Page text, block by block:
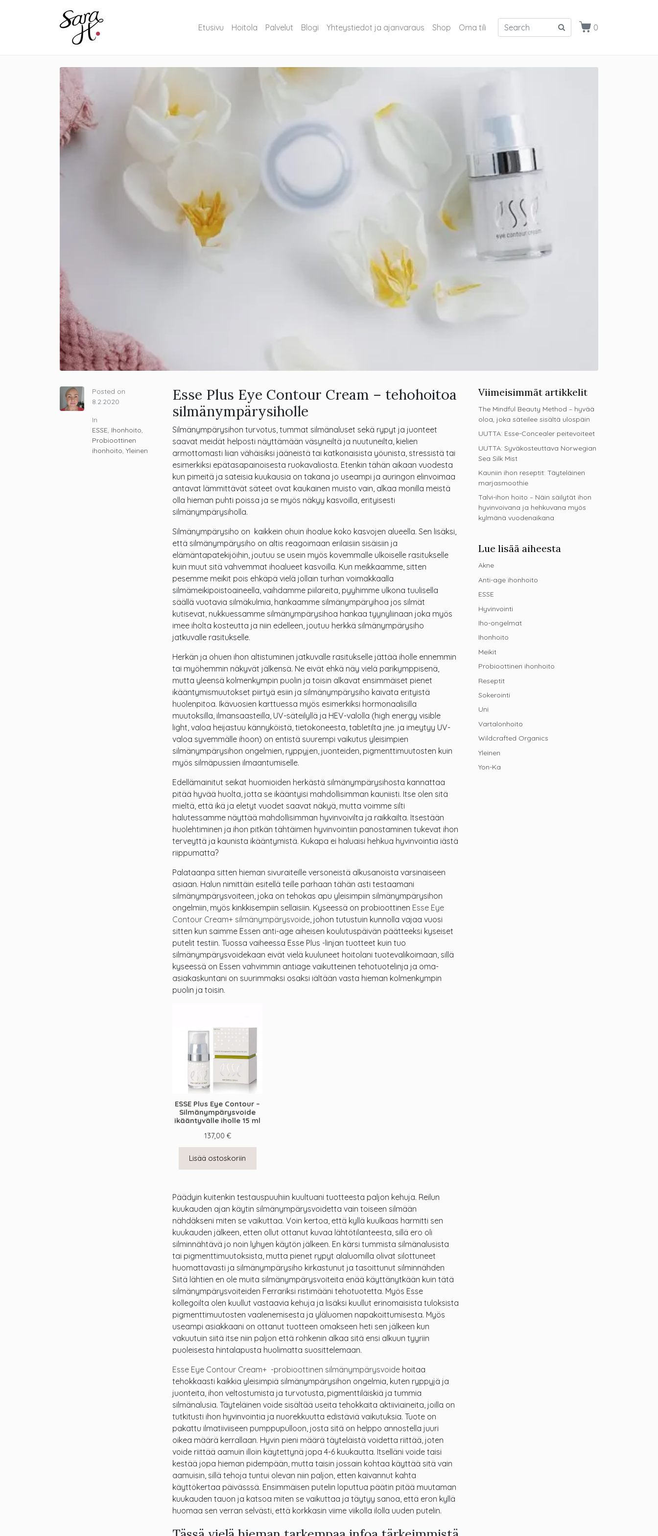
Etusivu Hoitola Palvelut Blogi Yhteystiedot ja ajanvaraus Shop Oma tili 0
Posted on
8.2.2020
In
ESSE, Ihonhoito,
Probioottinen
ihonhoito, Yleinen
Esse Plus Eye Contour Cream – tehohoitoa
silmänympärysiholle
Silmänympärysihon turvotus, tummat silmänaluset sekä rypyt ja juonteet
saavat meidät helposti näyttämään väsyneiltä ja nuutuneilta, kielien
armottomasti liian vähäisiksi jääneistä tai katkonaisista yöunista, stressistä tai
esimerkiksi epätasapainoisesta ruokavaliosta. Etenkin tähän aikaan vuodesta
kun pimeitä ja sateisia kuukausia on takana jo useampi ja auringon elinvoimaa
antavat lämmittävät säteet ovat kaukainen muisto vain, alkaa monilla meistä
olla hieman puhti poissa ja se myös näkyy kasvoilla, erityisesti
silmänympärysiholla.
Silmänympärysiho on kaikkein ohuin ihoalue koko kasvojen alueella. Sen lisäksi,
että silmänympärysiho on altis reagoimaan erilaisiin sisäisiin ja
elämäntapatekijöihin, joutuu se usein myös kovemmalle ulkoiselle rasitukselle
kuin muut sitä vahvemmat ihoalueet kasvoilla. Kun meikkaamme, sitten
pesemme meikit pois ehkäpä vielä jollain turhan voimakkaalla
silmämeikipoistoaineella, vaihdamme piilareita, pyyhimme ulkona tuulisella
säällä vuotavia silmäkulmia, hankaamme silmänympäryihoa jos silmät
kutisevat, nukkuessamme silmänympärysihoa hankaa tyynyliinaan joka myös
imee iholta kosteutta ja niin edelleen, joutuu herkkä silmänympärysiho
jatkuvalle rasitukselle.
Herkän ja ohuen ihon altistuminen jatkuvalle rasitukselle jättää iholle ennemmin
tai myöhemmin näkyvät jälkensä. Ne eivät ehkä näy vielä parikymppisenä,
mutta yleensä kolmenkympin puolin ja toisin alkavat ensimmäiset pienet
ikääntymismuutokset piirtyä esiin ja silmänympärysiho kaivata erityistä
huolenpitoa. Ikävuosien karttuessa myös esimerkiksi hormonaalisilla
muutoksilla, ilmansaasteilla, UV-säteilyllä ja HEV-valolla (high energy visible
light, valoa heijastuu kännyköistä, tietokoneesta, tabletilta jne. ja imeytyy UV-
valoa syvemmälle ihoon) on entistä suurempi vaikutus yleisimpien
silmänympärysihon ongelmien, ryppyjen, juonteiden, pigmenttimuutosten kuin
myös silmäpussien ilmaantumiselle.
Edellämainitut seikat huomioiden herkästä silmänympärysihosta kannattaa
pitää hyvää huolta, jotta se ikääntyisi mahdollisimman kauniisti. Itse olen sitä
mieltä, että ikä ja eletyt vuodet saavat näkyä, mutta voimme silti
halutessamme näyttää mahdollisimman hyvinvoivilta ja raikkailta. Itsestään
huolehtiminen ja ihon pitkän tähtäimen hyvinvointiin panostaminen tukevat ihon
terveyttä ja kaunista ikääntymistä. Kukapa ei haluaisi hehkua hyvinvointia iästä
riippumatta?
Palataanpa sitten hieman sivuraiteille versoneistä alkusanoista varsinaiseen
asiaan. Halun nimittäin esitellä teille parhaan tähän asti testaamani
silmänympärysvoiteen, joka on tehokas apu yleisimpiin silmänympärysihon
ongelmiin, myös kinkkisempiin sellaisiin. Kyseessä on probioottinen Esse Eye
Contour Cream+ silmänympärysvoide , johon tutustuin kunnolla vajaa vuosi
sitten kun saimme Essen anti-age aiheisen koulutuspäivän päätteeksi kyseiset
putelit testiin. Tuossa vaiheessa Esse Plus -linjan tuotteet kuin tuo
silmänympärysvoidekaan eivät vielä kuuluneet hoitolani tuotevalikoimaan, sillä
kyseessä on Essen vahvimmin antiage vaikutteinen tehotuotelinja ja oma-
asiakaskuntani on suurimmaksi osaksi iältään vasta hieman kolmenkympin
puolin ja toisin.
ESSE Plus Eye Contour –
Silmänympärysvoide
ikääntyvälle iholle 15 ml
137,00 €
Lisää ostoskoriin
Päädyin kuitenkin testauspuuhiin kuultuani tuotteesta paljon kehuja. Reilun
kuukauden ajan käytin silmänympärysvoidetta vain toiseen silmään
nähdäkseni miten se vaikuttaa. Voin kertoa, että kyllä kuulkaas harmitti sen
kuukauden jälkeen, etten ollut ottanut kuvaa lähtötilanteesta, sillä ero oli
silminnähtävä jo noin lyhyen käytön jälkeen. En kärsi tummista silmänalusista
tai pigmenttimuutoksista, mutta pienet rypyt alaluomilla olivat silottuneet
huomattavasti ja silmänympärysiho kirkastunut ja tasoittunut silminnähden
Siitä lähtien en ole muita silmänympärysvoiteita enää käyttänytkään kuin tätä
silmänympärysvoiteiden Ferrariksi ristimääni tehotuotetta. Myös Esse
kollegoilta olen kuullut vastaavia kehuja ja lisäksi kuullut erinomaisista tuloksista
pigmenttimuutosten vaalenemisesta ja yläluomen napakoittumisesta. Myös
useampi asiakkaani on ottanut tuotteen omakseen heti sen jälkeen kun
vakuutuin siitä itse niin paljon että rohkenin alkaa sitä ensi alkuun tyyriin
puoleisesta hintalapusta huolimatta suosittelemaan.
Esse Eye Contour Cream+ -probioottinen silmänympärysvoide hoitaa
tehokkaasti kaikkia yleisimpiä silmänympärysihon ongelmia, kuten ryppyjä ja
juonteita, ihon veltostumista ja turvotusta, pigmenttiläiskiä ja tummia
silmänalusia. Täyteläinen voide sisältää useita tehokkaita aktiiviaineita, joilla on
tutkitusti ihon hyvinvointia ja nuorekkuutta edistäviä vaikutuksia. Tuote on
pakattu ilmatiiviiseen pumppupulloon, josta sitä on helppo annostella juuri
oikea määrä kerrallaan. Hyvin pieni määrä täyteläistä voidetta riittää, joten
voide riittää aamuin illoin käytettynä jopa 4-6 kuukautta. Itselläni voide taisi
kestää jopa hieman pidempään, mutta taisin jossain kohtaa käyttää sitä vain
aamuisin, sillä tehoja tuntui olevan niin paljon, etten kaivannut kahta
käyttökertaa päivässsä. Ensimmäisen putelin loputtua päätin pitää muutaman
kuukauden tauon ja katsoa miten se vaikuttaa ja täytyy sanoa, että eron kyllä
huomaa sen verran selvästi, että korkkasin viime viikolla ilolla uuden putelin.
Viimeisimmät artikkelit
The Mindful Beauty Method – hyvää
oloa, joka säteilee sisältä ulospäin
UUTTA: Esse-Concealer peitevoiteet
UUTTA: Syväkosteuttava Norwegian
Sea Silk Mist
Kauniin ihon reseptit: Täyteläinen
marjasmoothie
Talvi-ihon hoito – Näin säilytät ihon
hyvinvoivana ja hehkuvana myös
kylmänä vuodenaikana
Lue lisää aiheesta
Akne
Anti-age ihonhoito
ESSE
Hyvinvointi
Iho-ongelmat
Ihonhoito
Meikit
Probioottinen ihonhoito
Reseptit
Sokerointi
Uni
Vartalonhoito
Wildcrafted Organics
Yleinen
Yon-Ka